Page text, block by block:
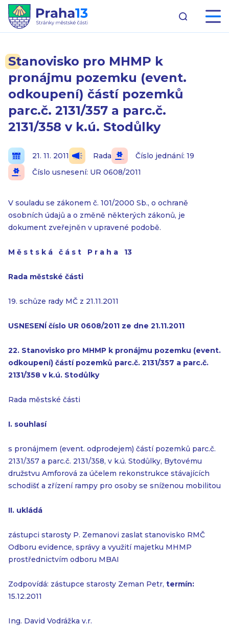
Stanovisko pro MHMP k
pronájmu pozemku (event.
odkoupení) částí pozemků
parc.č. 2131/357 a parc.č.
2131/358 v k.ú. Stodůlky
21. 11. 2011 Rada
Číslo jednání: 19
Číslo usnesení: UR 0608/2011
V souladu se zákonem č. 101/2000 Sb., o ochraně
osobních údajů a o změně některých zákonů, je
dokument zveřejněn v upravené podobě.
M ě s t s k á č á s t P r a h a 13
Rada městské části
19. schůze rady MČ z 21.11.2011
USNESENÍ číslo UR 0608/2011 ze dne 21.11.2011
22. Stanovisko pro MHMP k pronájmu pozemku (event.
odkoupení) částí pozemků parc.č. 2131/357 a parc.č.
2131/358 v k.ú. Stodůlky
Rada městské části
I. souhlasí
s pronájmem (event. odprodejem) částí pozemků parc.č.
2131/357 a parc.č. 2131/358, v k.ú. Stodůlky, Bytovému
družstvu Amforová za účelem rekonstrukce stávajících
schodišť a zřízení rampy pro osoby se sníženou mobilitou
II. ukládá
zástupci starosty P. Zemanovi zaslat stanovisko RMČ
Odboru evidence, správy a využití majetku MHMP
prostřednictvím odboru MBAI
Zodpovídá: zástupce starosty Zeman Petr, termín:
15.12.2011
Ing. David Vodrážka v.r.